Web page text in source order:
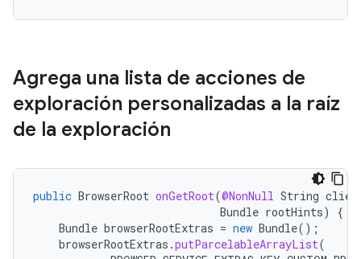
Agrega una lista de acciones de
exploración personalizadas a la raíz
de la exploración
public BrowserRoot onGetRoot(@NonNull String
Bundle rootHints)
{
Bundle browserRootExtras = new Bundle();
browserRootExtras .putParcelableArrayList(